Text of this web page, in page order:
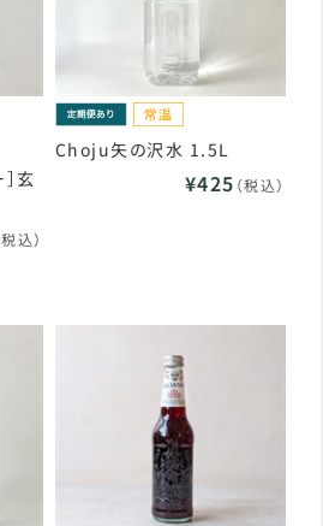
玄
税込）
Choju矢の沢水 1.5L
¥425 （税込）